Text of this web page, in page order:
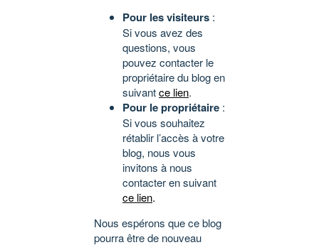
Pour les visiteurs :
Si vous avez des
questions, vous
pouvez contacter le
propriétaire du blog en
suivantce lien.
Pour le propriétaire :
Si vous souhaitez
rétablir l’accès à votre
blog, nous vous
invitons à nous
contacter en suivant
ce lien.
Nous espérons que ce blog
pourra être de nouveau